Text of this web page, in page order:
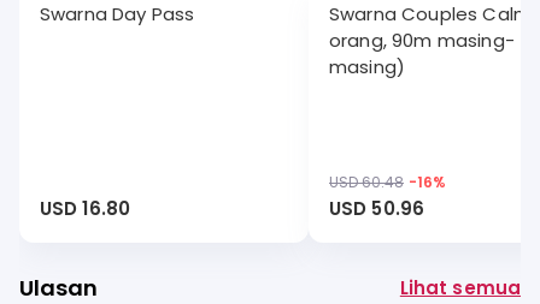
Swarna Day Pass
USD 16.80
Swarna Couples Calm
orang, 90m masing-
masing)
USD 60.48 -16%
USD 50.96
Ulasan
Lihat semua